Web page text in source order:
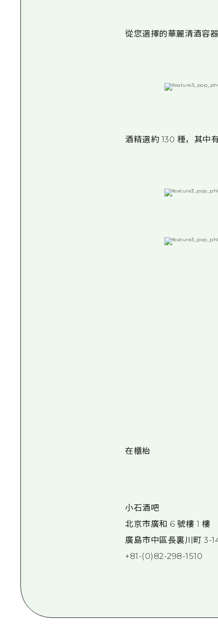
從您選擇的華麗清酒容
酒精選約 130 種，其中
在櫃枱
小石酒吧
北京市廣和 6 號樓 1 樓
廣島市中區長裏川町 3-
+81-(0)82-298-1510